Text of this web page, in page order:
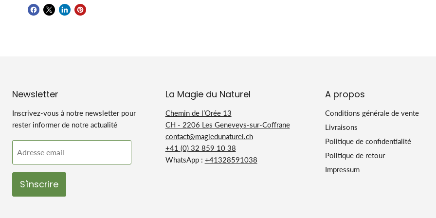
Newsletter
Inscrivez-vous à notre newsletter pour
rester informer de notre actualité
Adresse email
S'inscrire
La Magie du Naturel
Chemin de l’Orée 13
CH - 2206 Les Geneveys-sur-Coffrane
contact@magiedunaturel.ch
+41 (0) 32 859 10 38
WhatsApp : +41328591038
A propos
Conditions générale de vente
Livraisons
Politique de confidentialité
Politique de retour
Impressum